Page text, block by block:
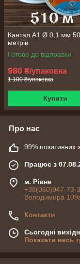
Кантал А1 Ø 0,1 мм
метрів
Готово до відправки
980 ₴/упаковка
1 100 ₴/упаковка
Купити
Про нас
99% позитивних з
Працює з
м. Рівне
+38(050)947-73-
Володимира
Контакти
Сьогодні
Показати весь